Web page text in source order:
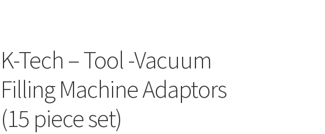
K-Tech – Tool -Vacuum
Filling Machine Adaptors
(15 piece set)